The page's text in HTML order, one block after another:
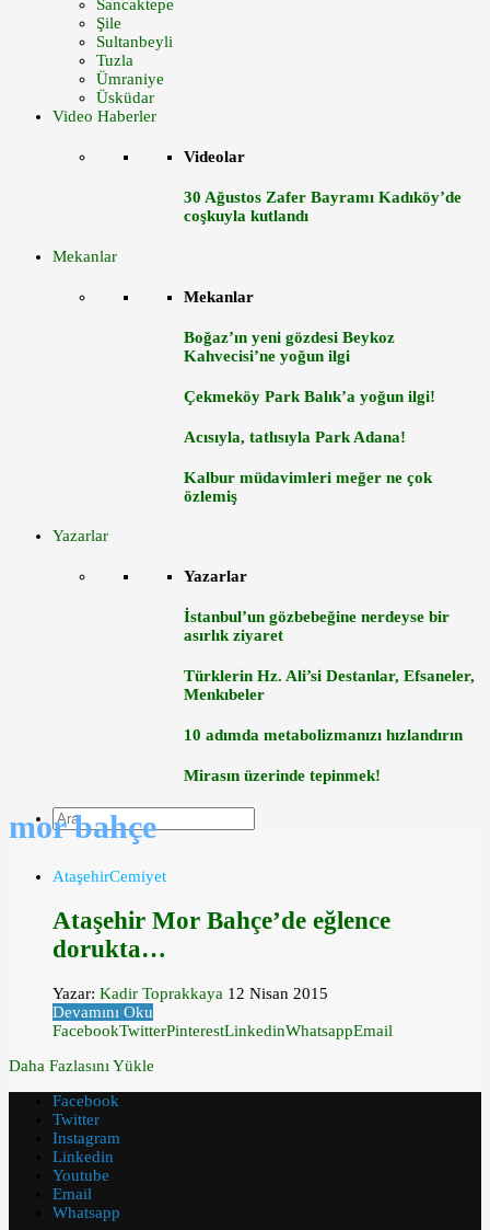
Sancaktepe
Şile
Sultanbeyli
Tuzla
Ümraniye
Üsküdar
Video Haberler
Videolar
30 Ağustos Zafer Bayramı Kadıköy’de
coşkuyla kutlandı
Mekanlar
Mekanlar
Boğaz’ın yeni gözdesi Beykoz
Kahvecisi’ne yoğun ilgi
Çekmeköy Park Balık’a yoğun ilgi!
Acısıyla, tatlısıyla Park Adana!
Kalbur müdavimleri meğer ne çok
özlemiş
Yazarlar
Yazarlar
İstanbul’un gözbebeğine nerdeyse bir
asırlık ziyaret
Türklerin Hz. Ali’si Destanlar, Efsaneler,
Menkıbeler
10 adımda metabolizmanızı hızlandırın
Mirasın üzerinde tepinmek!
mor bahçe
AtaşehirCemiyet
Ataşehir Mor Bahçe’de eğlence
dorukta…
Yazar: Kadir Toprakkaya 12 Nisan 2015
Devamını Oku
FacebookTwitterPinterestLinkedinWhatsappEmail
Daha Fazlasını Yükle
Facebook
Twitter
Instagram
Linkedin
Youtube
Email
Whatsapp